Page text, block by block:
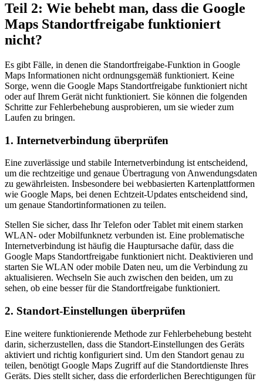
Teil 2: Wie behebt man, dass die Google
Maps Standortfreigabe funktioniert
nicht?
Es gibt Fälle, in denen die Standortfreigabe-Funktion in Google
Maps Informationen nicht ordnungsgemäß funktioniert. Keine
Sorge, wenn die Google Maps Standortfreigabe funktioniert nicht
oder auf Ihrem Gerät nicht funktioniert. Sie können die folgenden
Schritte zur Fehlerbehebung ausprobieren, um sie wieder zum
Laufen zu bringen.
1. Internetverbindung überprüfen
Eine zuverlässige und stabile Internetverbindung ist entscheidend,
um die rechtzeitige und genaue Übertragung von Anwendungsdaten
zu gewährleisten. Insbesondere bei webbasierten Kartenplattformen
wie Google Maps, bei denen Echtzeit-Updates entscheidend sind,
um genaue Standortinformationen zu teilen.
Stellen Sie sicher, dass Ihr Telefon oder Tablet mit einem starken
WLAN- oder Mobilfunknetz verbunden ist. Eine problematische
Internetverbindung ist häufig die Hauptursache dafür, dass die
Google Maps Standortfreigabe funktioniert nicht. Deaktivieren und
starten Sie WLAN oder mobile Daten neu, um die Verbindung zu
aktualisieren. Wechseln Sie auch zwischen den beiden, um zu
sehen, ob eine besser für die Standortfreigabe funktioniert.
2. Standort-Einstellungen überprüfen
Eine weitere funktionierende Methode zur Fehlerbehebung besteht
darin, sicherzustellen, dass die Standort-Einstellungen des Geräts
aktiviert und richtig konfiguriert sind. Um den Standort genau zu
teilen, benötigt Google Maps Zugriff auf die Standortdienste Ihres
Geräts. Dies stellt sicher, dass die erforderlichen Berechtigungen für